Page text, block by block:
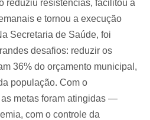
reduziu resistências, facilitou a
e tornou a execução
Secretaria de Saúde, foi
desafios: reduzir os
36% do orçamento municipal,
população. Com o
metas foram atingidas —
com o controle da